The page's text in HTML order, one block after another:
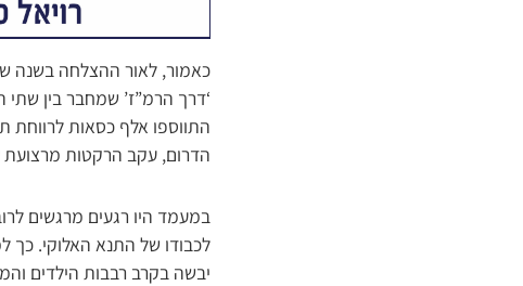
כאמור, לאור ההצלחה בשנה
‘דרך הרמ”ז’ שמחבר בין שתי
התווספו אלף כסאות לרווחת
הדרום, עקב הרקטות מרצועת
במעמד היו רגעים מרגשים
לכבודו של התנא האלוקי. כך
יבשה בקרב רבבות הילדים